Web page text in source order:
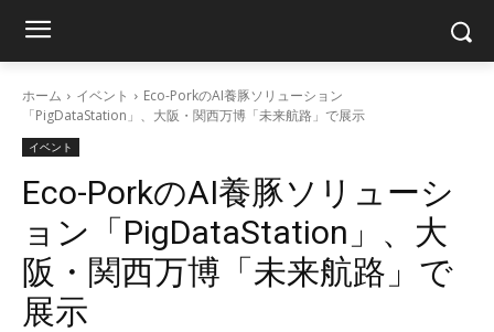
ホーム イベント
Eco-PorkのAI養豚ソリューション
「PigDataStation」、大阪・関西万博「未来航路」で展示
イベント
Eco-PorkのAI養豚ソリューシ
ョン「PigDataStation」、大
阪・関西万博「未来航路」で
展示